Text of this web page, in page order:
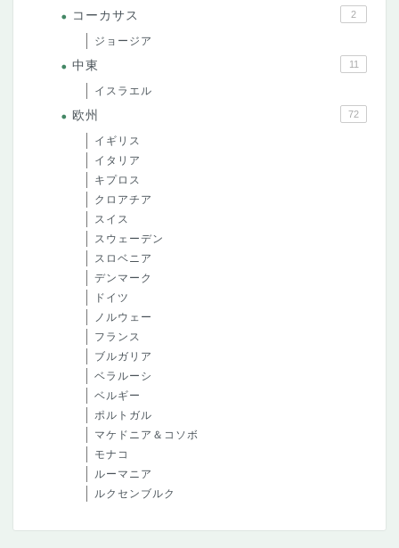
コーカサス 2
ジョージア
中東 11
イスラエル
欧州 72
イギリス
イタリア
キプロス
クロアチア
スイス
スウェーデン
スロベニア
デンマーク
ドイツ
ノルウェー
フランス
ブルガリア
ベラルーシ
ベルギー
ポルトガル
マケドニア＆コソボ
モナコ
ルーマニア
ルクセンブルク